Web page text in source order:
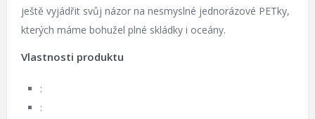
ještě vyjádřit svůj názor na nesmyslné jednorázové PETky,
kterých máme bohužel plné skládky i oceány.
Vlastnosti produktu
:
: